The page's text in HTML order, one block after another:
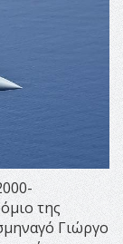
της
Γιώργο